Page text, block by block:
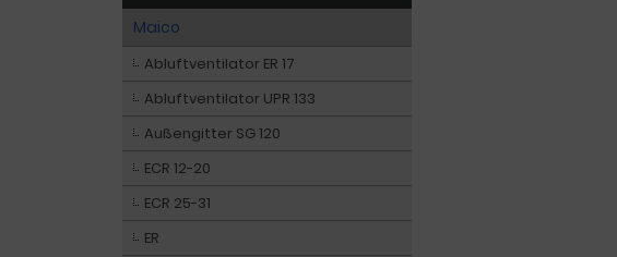
Maico
Abluftventilator ER 17
Abluftventilator UPR 133
Außengitter SG 120
ECR 12-20
ECR 25-31
ER